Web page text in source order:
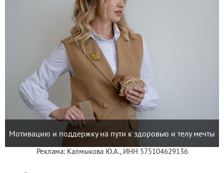
Мотивацию и поддержку на пути к здоровью и телу мечты
Реклама: Калмыкова Ю.А., ИНН 575104629136